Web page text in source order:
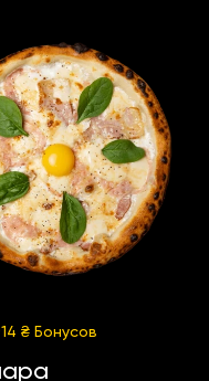
₴ Бонусов